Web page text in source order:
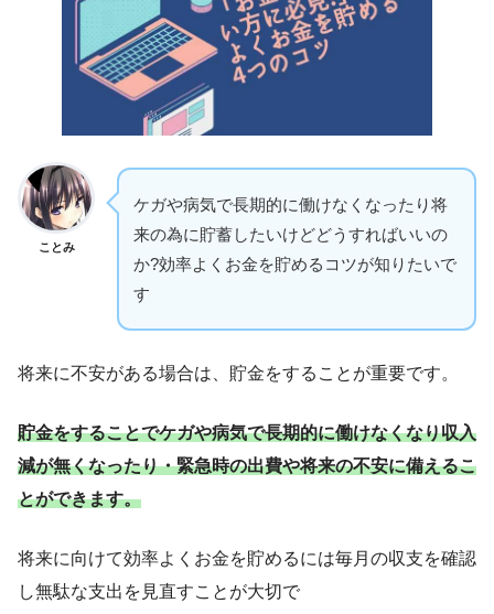
ことみ
ケガや病気で長期的に働けなくなったり将
来の為に貯蓄したいけどどうすればいいの
か?効率よくお金を貯めるコツが知りたいで
す
将来に不安がある場合は、貯金をすることが重要です。
貯金をすることでケガや病気で長期的に働けなくなり収入
減が無くなったり・緊急時の出費や将来の不安に備えるこ
とができます。
将来に向けて効率よくお金を貯めるには毎月の収支を確認
し無駄な支出を見直すことが大切で